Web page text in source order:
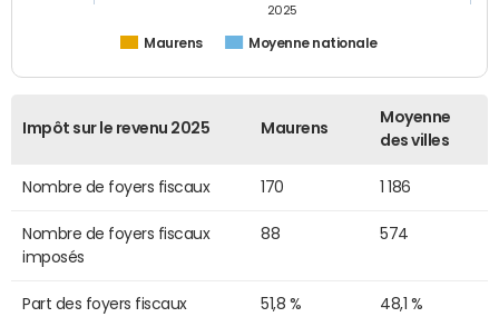
Maurens Moyenne nationale
2025
Impôt sur le revenu 2025 Maurens
Moyenne
des villes
Nombre de foyers fiscaux 170 1 186
Nombre de foyers fiscaux
imposés
88 574
Part des foyers fiscaux
51,8 % 48,1 %